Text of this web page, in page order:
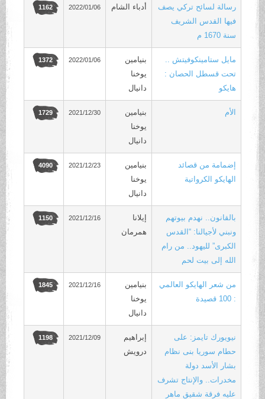
رسالة لسائح تركي يصف
فيها القدس الشريف
سنة 1670 م
أدباء الشام 2022/01/06
1162
مايل ستامينكوفيتش ..
تحت قسطل الحصان :
هايكو
بنيامين
يوخنا
دانيال
2022/01/06
1372
بنيامين
يوخنا
دانيال
2021/12/30
1729
إضمامة من قصائد
الهايكو الكرواتية
بنيامين
يوخنا
دانيال
2021/12/23
4090
بالقانون.. نهدم بيوتهم
ونبني لأجيالنا: “القدس
الكبرى” لليهود.. من رام
الله إلى بيت لحم
إيلانا
همرمان
2021/12/16
1150
من شعر الهايكو العالمي
بنيامين
يوخنا
دانيال
2021/12/16
1845
نيويورك تايمز: على
حطام سوريا بنى نظام
بشار الأسد دولة
مخدرات.. والإنتاج تشرف
عليه فرقة شقيق ماهر
إبراهيم
درويش
2021/12/09
1198